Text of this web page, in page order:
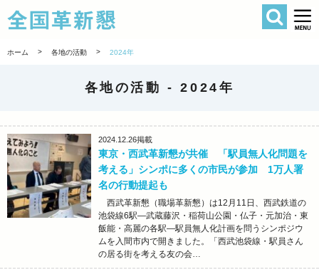
全国革新懇
検索
ホーム > 各地の活動 > 2024年
各地の活動 -2024年
2024.12.26掲載
東京・西武革新懇が共催 「駅員無人化問題を
考える」シンポに多くの市民が参加 1万人署
名の行動提起も
西武革新懇（職場革新懇）は12月11日、西武鉄道の
池袋線6駅―武蔵藤沢・稲荷山公園・仏子・元加治・東
飯能・高麗の各駅―駅員無人化計画を問うシンポジウ
ムを入間市内で開きました。「西武池袋線・駅員さん
の居る街を考える友の会…